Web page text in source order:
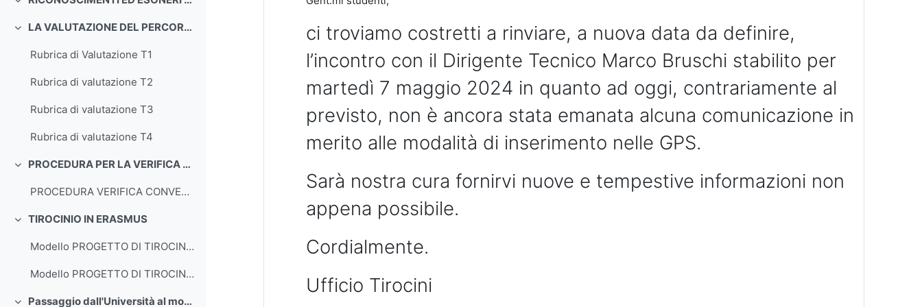
Minimizza
Minimizza LA VALUTAZIONE DEL PERCORSO DI TIROCINIO
Rubrica di Valutazione T1
Rubrica di valutazione T2
Rubrica di valutazione T3
Rubrica di valutazione T4
Minimizza PROCEDURA PER LA VERIFICA DEL CONVENZIONAMENTO DEGLI ISTITUTI SCOLASTICI
PROCEDURA VERIFICA CONVENZIONAMENTO
Minimizza
TIROCINIO IN ERASMUS
Modello PROGETTO DI TIROCINIO ERASMUS OUTgoing STUDIO
Modello PROGETTO DI TIROCINIO ERASMUS OUTgoing EXTRA-EU - TRAINEESHIP
Passaggio dall'Università al mondo del lavoro
ci troviamo costretti a rinviare, a nuova data da definire,
l’incontro con il Dirigente Tecnico Marco Bruschi stabilito per
martedì 7 maggio 2024 in quanto ad oggi, contrariamente al
previsto, non è ancora stata emanata alcuna comunicazione in
merito alle modalità di inserimento nelle GPS.
Sarà nostra cura fornirvi nuove e tempestive informazioni non
appena possibile.
Cordialmente.
Ufficio Tirocini